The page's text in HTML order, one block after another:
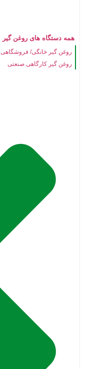
همه دستگاه های روغن گیر
روغن گیر خانگی/ فروشگاهی
روغن گیر کارگاهی صنعتی